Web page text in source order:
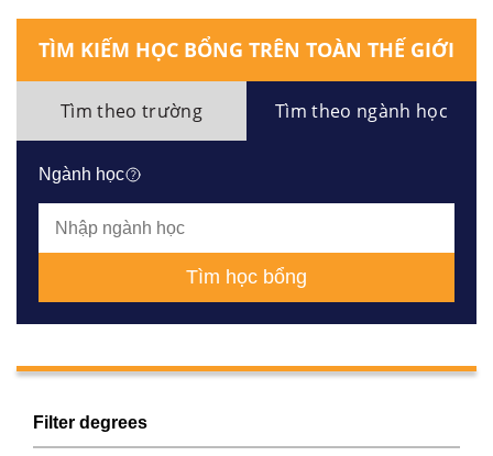
TÌM KIẾM HỌC BỔNG TRÊN TOÀN THẾ GIỚI
Tìm theo trường Tìm theo ngành học
Ngành học
Tìm học bổng
Filter degrees